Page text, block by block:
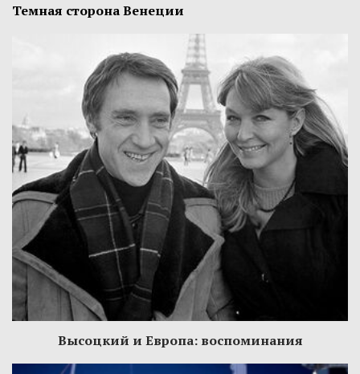
Темная сторона Венеции
Высоцкий и Европа: воспоминания